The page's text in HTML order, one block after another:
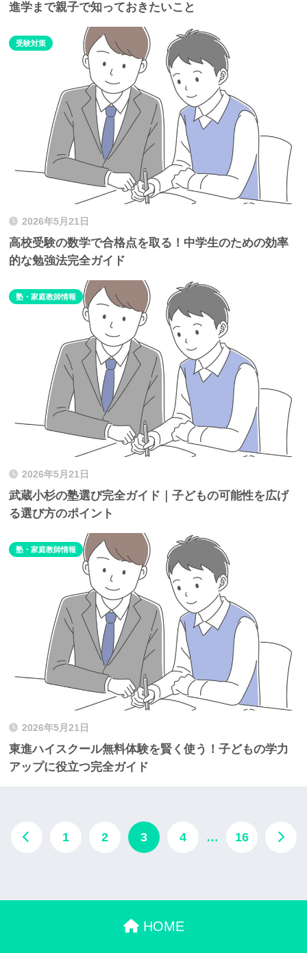
進学まで親子で知っておきたいこと
2026年5月21日
高校受験の数学で合格点を取る！中学生のための効率
的な勉強法完全ガイド
受験対策
2026年5月21日
武蔵小杉の塾選び完全ガイド｜子どもの可能性を広げ
る選び方のポイント
塾・家庭教師情報
2026年5月21日
東進ハイスクール無料体験を賢く使う！子どもの学力
アップに役立つ完全ガイド
塾・家庭教師情報
1 2 3 4 … 16
HOME